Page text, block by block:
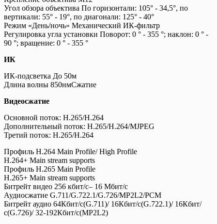
Угол обзора объектива По горизонтали: 105° - 34,5°, по
вертикали: 55° - 19°, по диагонали: 125° - 40°
Режим «День/ночь» Механический ИК-фильтр
Регулировка угла установки Поворот: 0 ° - 355 °; наклон: 0 ° -
90 °; вращение: 0 ° - 355 °
ИК
ИК-подсветка До 50м
Длина волны 850нмСжатие
Видеосжатие
Основной поток: H.265/H.264
Дополнительный поток: H.265/H.264/MJPEG
Третий поток: H.265/H.264
Профиль H.264 Main Profile/ High Profile
H.264+ Main stream supports
Профиль H.265 Main Profile
H.265+ Main stream supports
Битрейт видео 256 кбит/с– 16 Мбит/с
Аудиосжатие G.711/G.722.1/G.726/MP2L2/PCM
Битрейт аудио 64Кбит/с(G.711)/ 16Кбит/с(G.722.1)/ 16Кбит/
с(G.726)/ 32-192Кбит/с(MP2L2)